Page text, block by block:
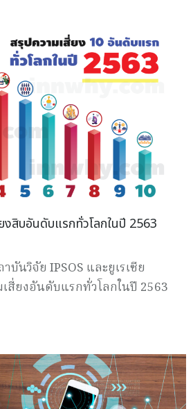
งสิบอันดับแรกทั่วโลกในปี 2563
นวิจัย IPSOS และยูเรเซีย
สี่ยงอันดับแรกทั่วโลกในปี 2563